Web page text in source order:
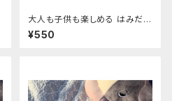
大人も子供も楽しめる はみだし
てもいいぬりえ
¥550